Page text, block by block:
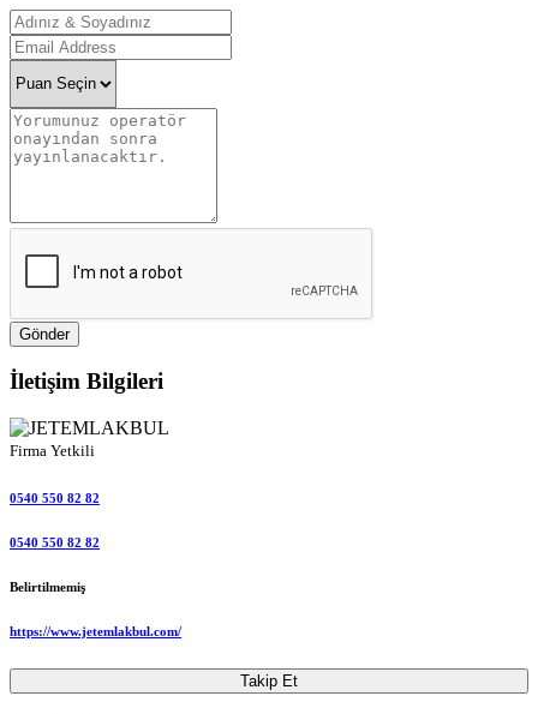
Gönder
İletişim Bilgileri
Firma Yetkili
0540 550 82 82
0540 550 82 82
Belirtilmemiş
https://www.jetemlakbul.com/
Takip Et